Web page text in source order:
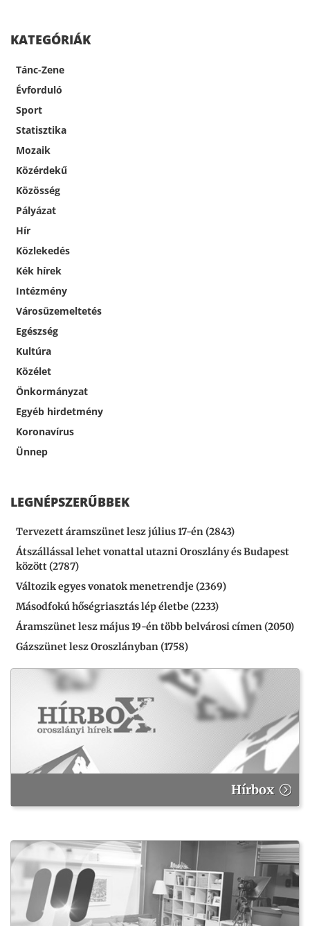
KATEGÓRIÁK
Tánc-Zene
Évforduló
Sport
Statisztika
Mozaik
Közérdekű
Közösség
Pályázat
Hír
Közlekedés
Kék hírek
Intézmény
Városüzemeltetés
Egészség
Kultúra
Közélet
Önkormányzat
Egyéb hirdetmény
Koronavírus
Ünnep
LEGNÉPSZERŰBBEK
Tervezett áramszünet lesz július 17-én (2843)
Átszállással lehet vonattal utazni Oroszlány és Budapest
között (2787)
Változik egyes vonatok menetrendje (2369)
Másodfokú hőségriasztás lép életbe (2233)
Áramszünet lesz május 19-én több belvárosi címen (2050)
Gázszünet lesz Oroszlányban (1758)
Hírbox